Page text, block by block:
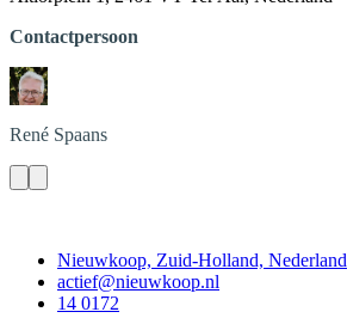
Contactpersoon
René Spaans
Nieuwkoop, Zuid-Holland, Nederland
actief@nieuwkoop.nl
14 0172